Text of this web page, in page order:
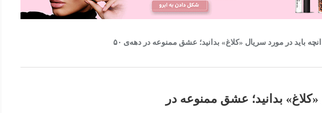
باید در مورد سریال «کلاغ» بدانید؛ عشق ممنوعه در دهه‌ی ۵۰
بدانید؛ عشق ممنوعه در